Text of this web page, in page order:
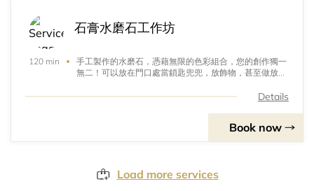
石膏水磨石工作坊
120 min
手工製作的水磨石，憑藉無限的色彩組合，您的創作獨一
無二！可以放在門口處當鎖匙兜兜，放飾物，甚至做放置
課程｜5款模具可供選擇｜自選底色/水磨石色｜即日帶走
Details
Book now
Load more services